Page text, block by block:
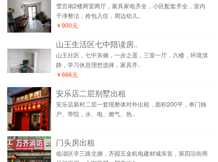
雪宫南2楼两室两厅，家具家电齐全，小区配套齐全，室内
干净整洁，拎包入住，周边幼儿..
￥900元
山王生活区七中陪读房..
山王社区，七中东侧，一步之遥，三室一厅，六楼，环境清
静，学习休息理想选择，家具齐..
￥666元
安乐店二层别墅出租
安乐店新村二层一套现整体对外出租，面积200平，单门独
户、带院，水、电、燃气、热..
门头房出租
临淄区辛三路北侧，齐园五金机电建材城东首，第四沿街商